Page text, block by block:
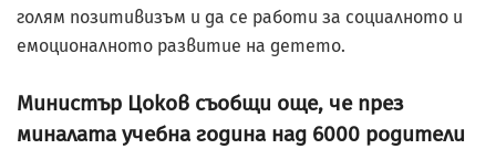
голям позитивизъм и да се работи за социалното и
емоционалното развитие на детето.
Министър Цоков съобщи още, че през
миналата учебна година над 6000 родители